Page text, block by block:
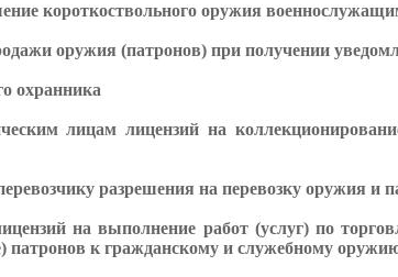
короткоствольного оружия
оружия (патронов) при получении
охранника
лицам лицензий на
разрешения на перевозку оружия и
на выполнение работ (услуг) по
патронов к гражданскому и служебному